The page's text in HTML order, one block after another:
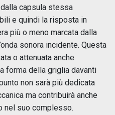
capsula stessa
e quindi la risposta in
più o meno marcata dalla
sonora incidente. Questa
o attenuata anche
forma della griglia davanti
non sarà più dedicata
ma contribuirà anche
nel suo complesso.